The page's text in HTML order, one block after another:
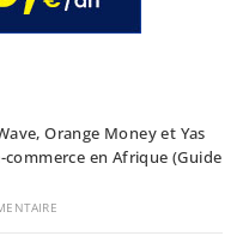
Orange Money et Yas
en Afrique (Guide